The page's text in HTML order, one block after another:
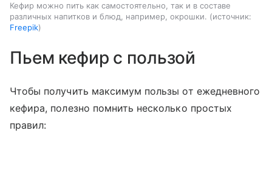
Кефир можно пить как самостоятельно, так и в составе
различных напитков и блюд, например, окрошки.
источник:
Freepik
Пьем кефир с пользой
Чтобы получить максимум пользы от ежедневного
кефира, полезно помнить несколько простых
правил: